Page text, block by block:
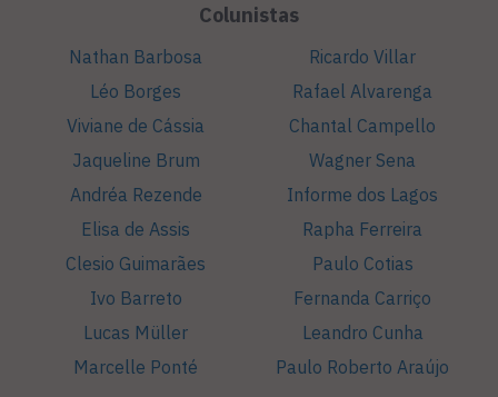
Colunistas
Nathan Barbosa
Léo Borges
Viviane de Cássia
Jaqueline Brum
Andréa Rezende
Elisa de Assis
Clesio Guimarães
Ivo Barreto
Lucas Müller
Marcelle Ponté
Ricardo Villar
Rafael Alvarenga
Chantal Campello
Wagner Sena
Informe dos Lagos
Rapha Ferreira
Paulo Cotias
Fernanda Carriço
Leandro Cunha
Paulo Roberto Araújo